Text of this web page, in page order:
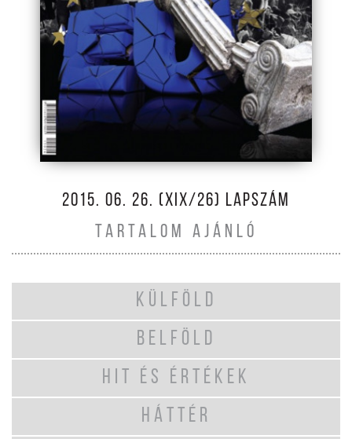
2015. 06. 26. (XIX/26) LAPSZÁM
TARTALOM AJÁNLÓ
KÜLFÖLD
BELFÖLD
HIT ÉS ÉRTÉKEK
HÁTTÉR